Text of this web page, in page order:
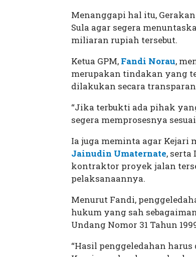
Menanggapi hal itu,
Sula agar segera
miliaran rupiah tersebut.
Ketua GPM, Fandi Norau,
merupakan tindakan yang
dilakukan secara
“Jika terbukti ada pihak
segera memprosesnya
Ia juga meminta agar Kejari
Jainudin Umaternate, serta
kontraktor proyek jalan
pelaksanaannya.
Menurut Fandi,
hukum yang sah
Undang Nomor 31 Tahun
“Hasil penggeledahan